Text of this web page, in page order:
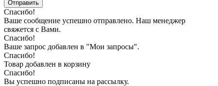
Отправить
Спасибо!
Ваше сообщение успешно отправлено. Наш менеджер
свяжется с Вами.
Спасибо!
Ваше запрос добавлен в "Мои запросы".
Спасибо!
Товар добавлен в корзину
Спасибо!
Вы успешно подписаны на рассылку.